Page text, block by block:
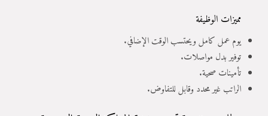
مميزات الوظيفة
يوم عمل كامل ويحتسب الوقت الإضافي.
توفير بدل مواصلات.
تأمينات صحية.
الراتب غير محدد وقابل للتفاوض.